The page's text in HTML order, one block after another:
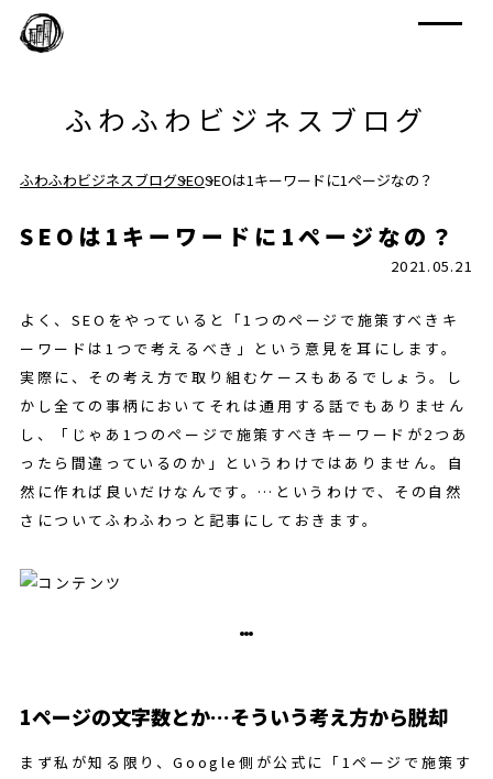
ふわふわビジネスブログ
ふわふわビジネスブログSEOSEOは1キーワードに1ページなの？
SEOは1キーワードに1ページなの？
2021.05.21
よく、SEOをやっていると「1つのページで施策すべきキ
ーワードは1つで考えるべき」という意見を耳にします。
実際に、その考え方で取り組むケースもあるでしょう。し
かし全ての事柄においてそれは通用する話でもありません
し、「じゃあ1つのページで施策すべきキーワードが2つあ
ったら間違っているのか」というわけではありません。自
然に作れば良いだけなんです。…というわけで、その自然
さについてふわふわっと記事にしておきます。
1ページの文字数とか…そういう考え方から脱却
まず私が知る限り、Google側が公式に「1ページで施策す